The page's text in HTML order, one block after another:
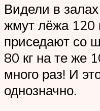
Видели в
жмут лёжа 120
приседают со
80 кг на те же
много раз! И
однозначно.